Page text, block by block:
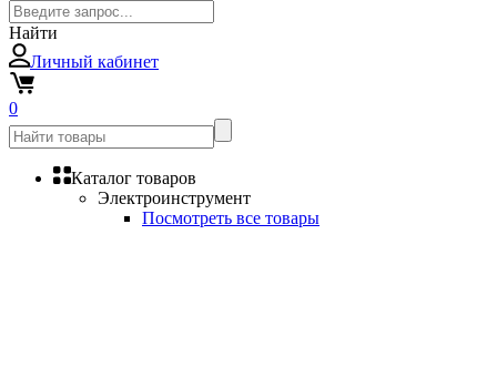
Найти
Личный кабинет
0
Каталог товаров
Электроинструмент
Посмотреть все товары